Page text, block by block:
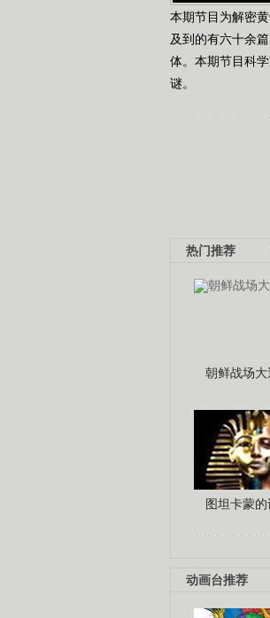
本期节目为解密
及到的有六十余
体。本期节目科
谜。
热门推荐
朝鲜战场大
图坦卡蒙的
动画台推荐